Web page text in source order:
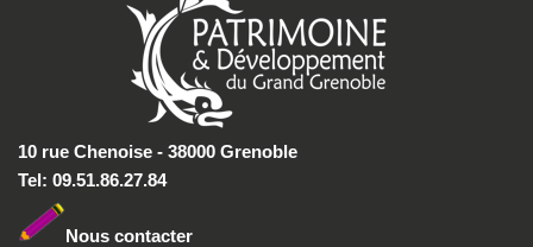
10 rue Chenoise - 38000 Grenoble
Tel: 09.51.86.27.84
Nous contacter